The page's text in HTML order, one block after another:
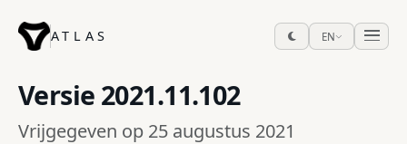
ATLAS EN
Versie 2021.11.102
Vrijgegeven op 25 augustus 2021